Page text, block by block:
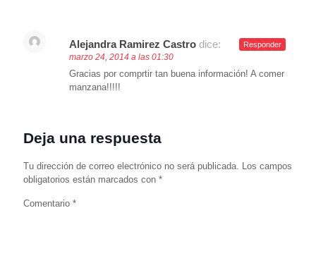
Alejandra Ramirez Castro dice:
marzo 24, 2014 a las 01:30
Gracias por comprtir tan buena información! A comer
manzana!!!!!
Responder
Deja una respuesta
Tu dirección de correo electrónico no será publicada.
Los campos
obligatorios están marcados con *
Comentario *